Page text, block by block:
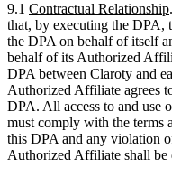
9.1 Contractual Relationship
that, by executing the DPA,
the DPA on behalf of itself
behalf of its Authorized
DPA between Claroty and
Authorized Affiliate agrees
DPA. All access to and use
must comply with the terms
this DPA and any violation
Authorized Affiliate shall be